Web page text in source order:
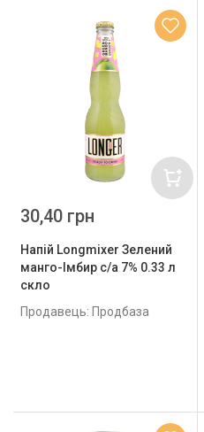
Напій Longmixer Зелений
манго-Імбир с/а 7% 0.33 л
скло
Продавець: Продбаза
30,40 грн